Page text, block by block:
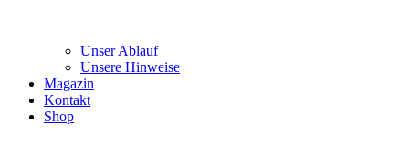
Unser Ablauf
Unsere Hinweise
Magazin
Kontakt
Shop